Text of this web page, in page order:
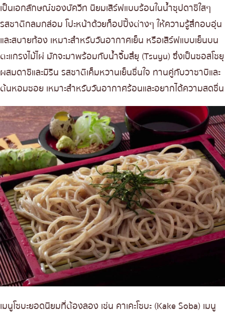
เป็นเอกลักษณ์ของบัควีท นิยมเสิร์ฟแบบร้อนในน้ำซุปดาชิใสๆ
รสชาติกลมกล่อม โปะหน้าด้วยท็อปปิ้งต่างๆ ให้ความรู้สึกอบอุ่น
และสบายท้อง เหมาะสำหรับวันอากาศเย็น หรือเสิร์ฟแบบเย็นบน
ตะแกรงไม้ไผ่ มักจะมาพร้อมกับน้ำจิ้มสึยุ (Tsuyu) ซึ่งเป็นซอสโชยุ
ผสมดาชิและมิริน รสชาติเค็มหวานเย็นชื่นใจ ทานคู่กับวาซาบิและ
ต้นหอมซอย เหมาะสำหรับวันอากาศร้อนและอยากได้ความสดชื่น
เมนูโซบะยอดนิยมที่ต้องลอง เช่น คาเคะโซบะ (Kake Soba) เมนู